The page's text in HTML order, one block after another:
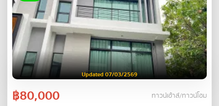
Updated 07/03/2569
฿80,000 ทาวน์เฮ้าส์/ทาวน์โฮม